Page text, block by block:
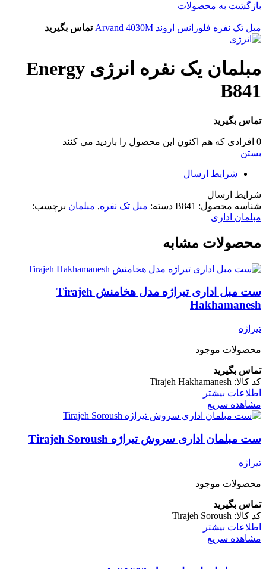
بازگشت به محصولات
مبل تک نفره فلورانس اروند Arvand 4030M تماس بگیرید
مبلمان یک نفره انرژی Energy
B841
تماس بگیرید
0 افرادی که هم اکنون این محصول را بازدید می کنند
بستن
شرایط ارسال
شرایط ارسال
شناسه محصول: B841 دسته: مبل تک نفره, مبلمان برچسب:
مبلمان اداری
محصولات مشابه
ست مبل اداری تیراژه مدل هخامنش Tirajeh
Hakhamanesh
تیراژه
محصولات موجود
تماس بگیرید
کد کالا: Tirajeh Hakhamanesh
اطلاعات بیشتر
مشاهده سریع
ست مبلمان اداری سروش تیراژه Tirajeh Soroush
تیراژه
محصولات موجود
تماس بگیرید
کد کالا: Tirajeh Soroush
اطلاعات بیشتر
مشاهده سریع